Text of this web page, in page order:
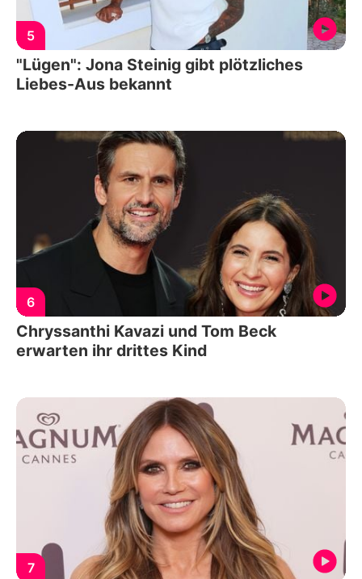
5
"Lügen": Jona Steinig gibt plötzliches
Liebes-Aus bekannt
6
Chryssanthi Kavazi und Tom Beck
erwarten ihr drittes Kind
7